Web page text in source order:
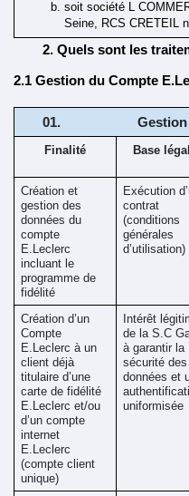
soit société L
Seine, RCS CRETEIL
Quels sont les
2.1 Gestion du Compte
Finalité Base
Création et
gestion des
données du
compte
E.Leclerc
incluant le
programme de
fidélité
Exécution
contrat
(conditions
générales
d’utilisation)
Création d’un
Compte
E.Leclerc à un
client déjà
titulaire d’une
carte de fidélité
E.Leclerc et/ou
d’un compte
internet
E.Leclerc
(compte client
unique)
Intérêt
de la S.C
à garantir la
sécurité des
données et
uniformisée